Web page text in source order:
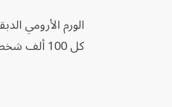
كل 100 ألف شخص في الولايات المتحدة.